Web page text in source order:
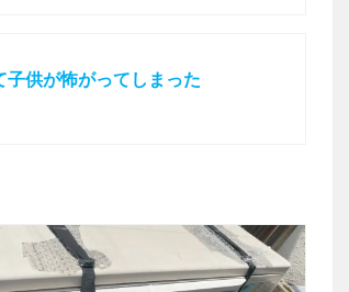
供が怖がってしまった